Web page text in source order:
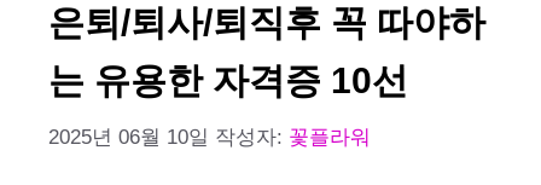
은퇴/퇴사/퇴직후 꼭 따야하
는 유용한 자격증 10선
2025년 06월 10일 작성자: 꽃플라워